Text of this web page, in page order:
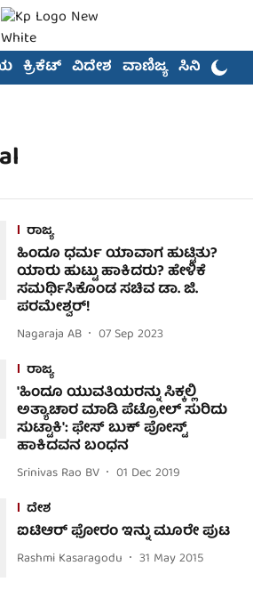
ಕ್ರಿಕೆಟ್ ವಿದೇಶ ವಾಣಿಜ್ಯ ಸಿನಿಮಾ
ರಾಜ್ಯ
ಹಿಂದೂ ಧರ್ಮ ಯಾವಾಗ ಹುಟ್ಟಿತು?
ಯಾರು ಹುಟ್ಟು ಹಾಕಿದರು? ಹೇಳಿಕೆ
ಸಮರ್ಥಿಸಿಕೊಂಡ ಸಚಿವ ಡಾ. ಜಿ.
ಪರಮೇಶ್ವರ್!
Nagaraja AB
07 Sep 2023
ರಾಜ್ಯ
'ಹಿಂದೂ ಯುವತಿಯರನ್ನು ಸಿಕ್ಕಲ್ಲಿ
ಅತ್ಯಾಚಾರ ಮಾಡಿ ಪೆಟ್ರೋಲ್ ಸುರಿದು
ಸುಟ್ಟಾಕಿ': ಫೇಸ್ ಬುಕ್ ಪೋಸ್ಟ್
ಹಾಕಿದವನ ಬಂಧನ
Srinivas Rao BV
01 Dec 2019
ದೇಶ
ಐಟಿಆರ್ ಫೋರಂ ಇನ್ನು ಮೂರೇ ಪುಟ
Rashmi Kasaragodu 31 May 2015